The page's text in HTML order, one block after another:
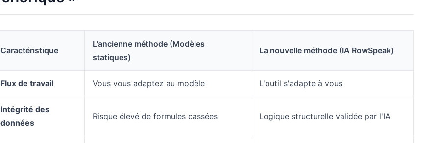
Caractéristique
L'ancienne méthode (Modèles
statiques)
La nouvelle méthode (IA RowSpeak)
Flux de travail Vous vous adaptez au modèle L'outil s'adapte à vous
Intégrité des
données
Risque élevé de formules cassées Logique structurelle validée par l'IA